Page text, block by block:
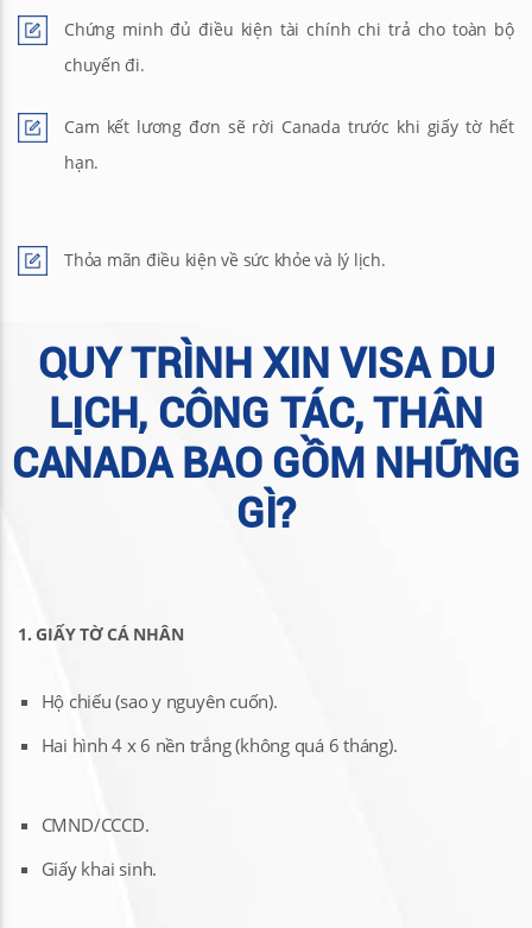
Chứng minh đủ điều kiện tài chính chi trả cho toàn bộ
chuyến đi.
Cam kết lương đơn sẽ rời Canada trước khi giấy tờ hết
hạn.
Thỏa mãn điều kiện về sức khỏe và lý lịch.
QUY TRÌNH XIN VISA DU
LỊCH, CÔNG TÁC, THÂN
CANADA BAO GỒM NHỮNG
GÌ?
1. GIẤY TỜ CÁ NHÂN
Hộ chiếu (sao y nguyên cuốn).
Hai hình 4 x 6 nền trắng (không quá 6 tháng).
CMND/CCCD.
Giấy khai sinh.